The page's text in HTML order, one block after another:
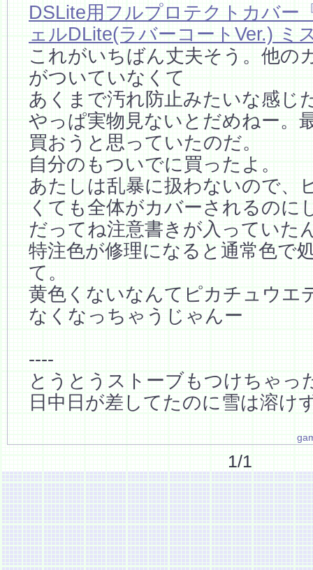
DSLite用フルプロテクトカバー
ェルDLite(ラバーコートVer.) ミ
これがいちばん丈夫そう。他の
がついていなくて
あくまで汚れ防止みたいな感じ
やっぱ実物見ないとだめねー。
買おうと思っていたのだ。
自分のもついでに買ったよ。
あたしは乱暴に扱わないので、
くても全体がカバーされるのに
だってね注意書きが入っていた
特注色が修理になると通常色で
て。
黄色くないなんてピカチュウエ
なくなっちゃうじゃんー
----
とうとうストーブもつけちゃ
日中日が差してたのに雪は溶け
1/1